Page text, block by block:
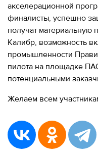
акселерационной
финалисты, успешно
получат материальную
Калибр, возможность
промышленности
пилота на площадке
потенциальными
Желаем всем